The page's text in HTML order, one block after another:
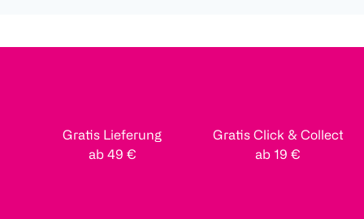
Gratis Lieferung
ab 49 €
Gratis Click & Collect
ab 19 €